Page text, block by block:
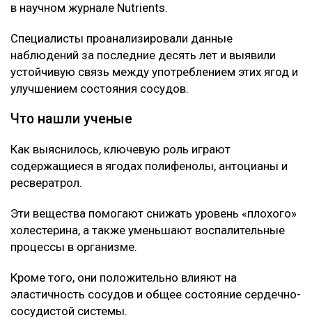
в научном журнале Nutrients.
Специалисты проанализировали данные
наблюдений за последние десять лет и выявили
устойчивую связь между употреблением этих ягод и
улучшением состояния сосудов.
Что нашли ученые
Как выяснилось, ключевую роль играют
содержащиеся в ягодах полифенолы, антоцианы и
ресвератрол.
Эти вещества помогают снижать уровень «плохого»
холестерина, а также уменьшают воспалительные
процессы в организме.
Кроме того, они положительно влияют на
эластичность сосудов и общее состояние сердечно-
сосудистой системы.